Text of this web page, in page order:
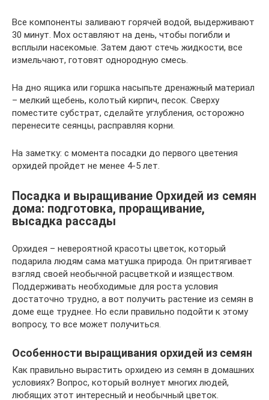
Все компоненты заливают горячей водой, выдерживают
30 минут. Мох оставляют на день, чтобы погибли и
всплыли насекомые. Затем дают стечь жидкости, все
измельчают, готовят однородную смесь.
На дно ящика или горшка насыпьте дренажный материал
– мелкий щебень, колотый кирпич, песок. Сверху
поместите субстрат, сделайте углубления, осторожно
перенесите сеянцы, расправляя корни.
На заметку: с момента посадки до первого цветения
орхидей пройдет не менее 4-5 лет.
Посадка и выращивание Орхидей из семян
дома: подготовка, проращивание,
высадка рассады
Орхидея – невероятной красоты цветок, который
подарила людям сама матушка природа. Он притягивает
взгляд своей необычной расцветкой и изяществом.
Поддерживать необходимые для роста условия
достаточно трудно, а вот получить растение из семян в
доме еще труднее. Но если правильно подойти к этому
вопросу, то все может получиться.
Особенности выращивания орхидей из семян
Как правильно вырастить орхидею из семян в домашних
условиях? Вопрос, который волнует многих людей,
любящих этот интересный и необычный цветок.